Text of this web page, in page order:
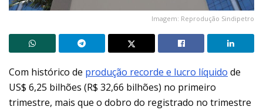
Imagem: Reprodução Sindipetro
Com histórico de produção recorde e lucro líquido de
US$ 6,25 bilhões (R$ 32,66 bilhões) no primeiro
trimestre, mais que o dobro do registrado no trimestre